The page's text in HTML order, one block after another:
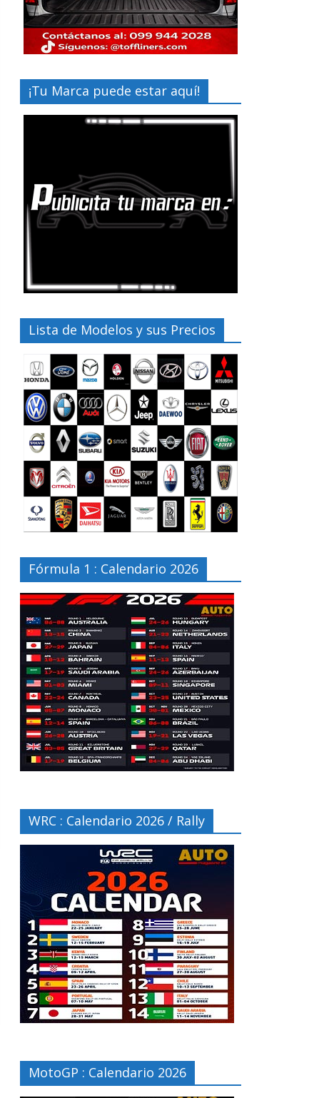
¡Tu Marca puede estar aquí!
Lista de Modelos y sus Precios
Fórmula 1 : Calendario 2026
WRC : Calendario 2026 / Rally
MotoGP : Calendario 2026